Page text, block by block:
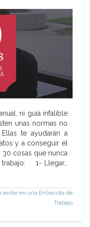
ni guía infalible
unas normas no
te ayudarán a
y a conseguir el
cosas que nunca
trabajo: 1- Llegar…
evitar en una Entrevista de
Trabajo